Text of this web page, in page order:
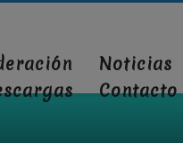
Noticias
Contacto